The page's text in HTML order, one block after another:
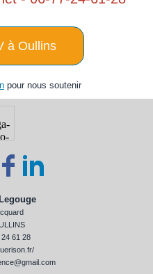
à Oullins
pour nous soutenir
61 28